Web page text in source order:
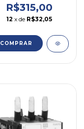
R$315,00
12 x de R$32,05
COMPRAR